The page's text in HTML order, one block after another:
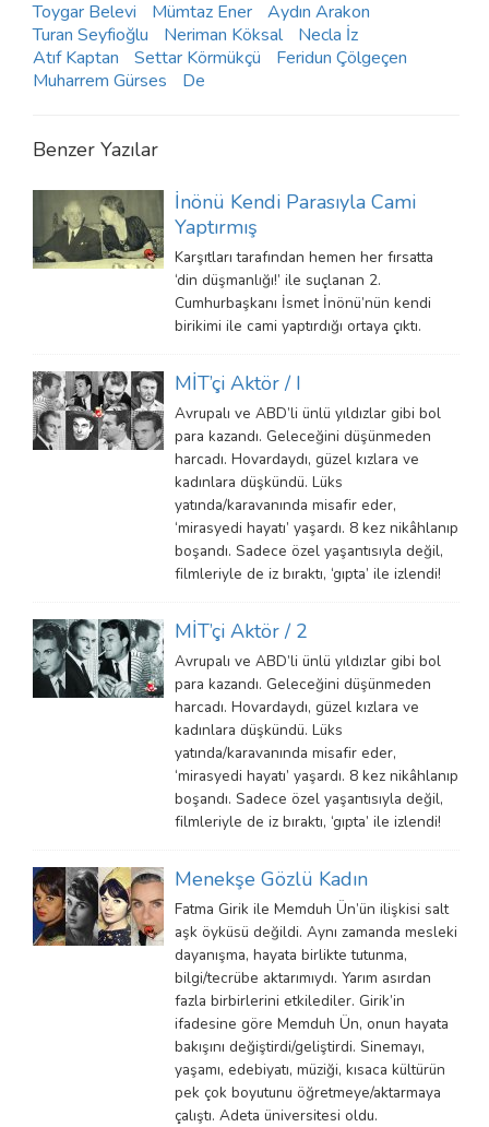
Toygar Belevi
Mümtaz Ener
Aydın Arakon
Turan Seyfioğlu
Neriman Köksal
Necla İz
Atıf Kaptan
Settar Körmükçü
Feridun Çölgeçen
Muharrem Gürses
De
Benzer Yazılar
İnönü Kendi Parasıyla Cami
Yaptırmış
Karşıtları tarafından hemen her fırsatta
‘din düşmanlığı!’ ile suçlanan 2.
Cumhurbaşkanı İsmet İnönü’nün kendi
birikimi ile cami yaptırdığı ortaya çıktı.
MİT’çi Aktör / I
Avrupalı ve ABD’li ünlü yıldızlar gibi bol
para kazandı. Geleceğini düşünmeden
harcadı. Hovardaydı, güzel kızlara ve
kadınlara düşkündü. Lüks
yatında/karavanında misafir eder,
‘mirasyedi hayatı’ yaşardı. 8 kez nikâhlanıp
boşandı. Sadece özel yaşantısıyla değil,
filmleriyle de iz bıraktı, ‘gıpta’ ile izlendi!
MİT’çi Aktör / 2
Avrupalı ve ABD’li ünlü yıldızlar gibi bol
para kazandı. Geleceğini düşünmeden
harcadı. Hovardaydı, güzel kızlara ve
kadınlara düşkündü. Lüks
yatında/karavanında misafir eder,
‘mirasyedi hayatı’ yaşardı. 8 kez nikâhlanıp
boşandı. Sadece özel yaşantısıyla değil,
filmleriyle de iz bıraktı, ‘gıpta’ ile izlendi!
Menekşe Gözlü Kadın
Fatma Girik ile Memduh Ün’ün ilişkisi salt
aşk öyküsü değildi. Aynı zamanda mesleki
dayanışma, hayata birlikte tutunma,
bilgi/tecrübe aktarımıydı. Yarım asırdan
fazla birbirlerini etkilediler. Girik’in
ifadesine göre Memduh Ün, onun hayata
bakışını değiştirdi/geliştirdi. Sinemayı,
yaşamı, edebiyatı, müziği, kısaca kültürün
pek çok boyutunu öğretmeye/aktarmaya
çalıştı. Adeta üniversitesi oldu.